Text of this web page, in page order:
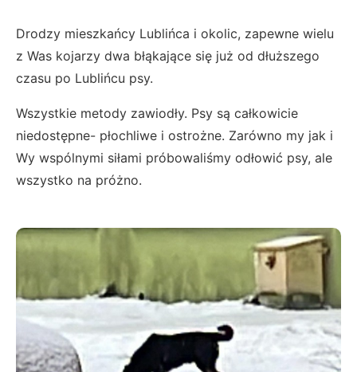
Drodzy mieszkańcy Lublińca i okolic, zapewne wielu
z Was kojarzy dwa błąkające się już od dłuższego
czasu po Lublińcu psy.
Wszystkie metody zawiodły. Psy są całkowicie
niedostępne- płochliwe i ostrożne. Zarówno my jak i
Wy wspólnymi siłami próbowaliśmy odłowić psy, ale
wszystko na próżno.